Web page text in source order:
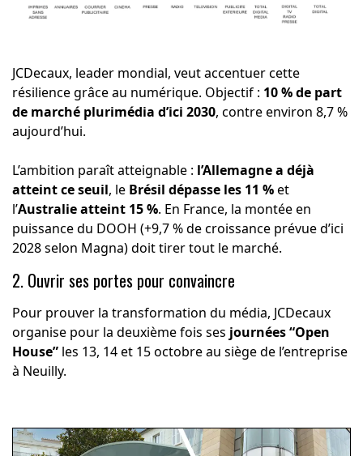
JCDecaux, leader mondial, veut accentuer cette
résilience grâce au numérique. Objectif : 10 % de part
de marché plurimédia d’ici 2030, contre environ 8,7 %
aujourd’hui.
L’ambition paraît atteignable : l’Allemagne a déjà
atteint ce seuil, le Brésil dépasse les 11 %et
l’Australie atteint 15 %. En France, la montée en
puissance du DOOH (+9,7 % de croissance prévue d’ici
2028 selon Magna) doit tirer tout le marché.
2. Ouvrir ses portes pour convaincre
Pour prouver la transformation du média, JCDecaux
organise pour la deuxième fois ses journées “Open
House”les 13, 14 et 15 octobre au siège de l’entreprise
à Neuilly.